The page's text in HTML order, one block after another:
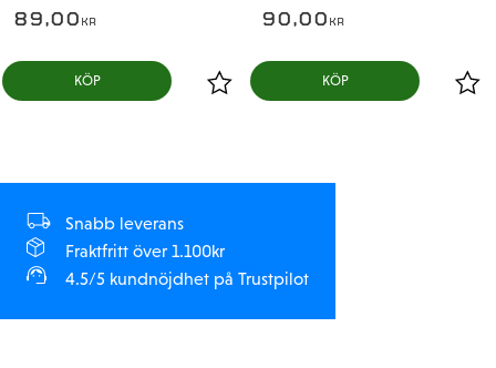
89,00 KR
KÖP
90,00 KR
KÖP
Snabb leverans
Fraktfritt över 1.100kr
4.5/5 kundnöjdhet på Trustpilot